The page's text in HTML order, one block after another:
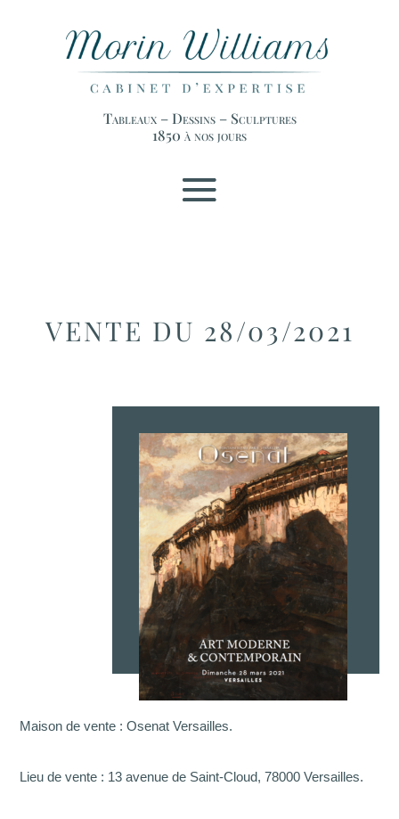
Tableaux – Dessins – Sculptures
1850 à nos jours
VENTE DU 28/03/2021
Maison de vente : Osenat Versailles.
Lieu de vente : 13 avenue de Saint-Cloud, 78000 Versailles.